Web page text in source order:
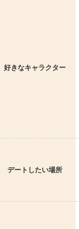
好きなキャラクター
デートしたい場所